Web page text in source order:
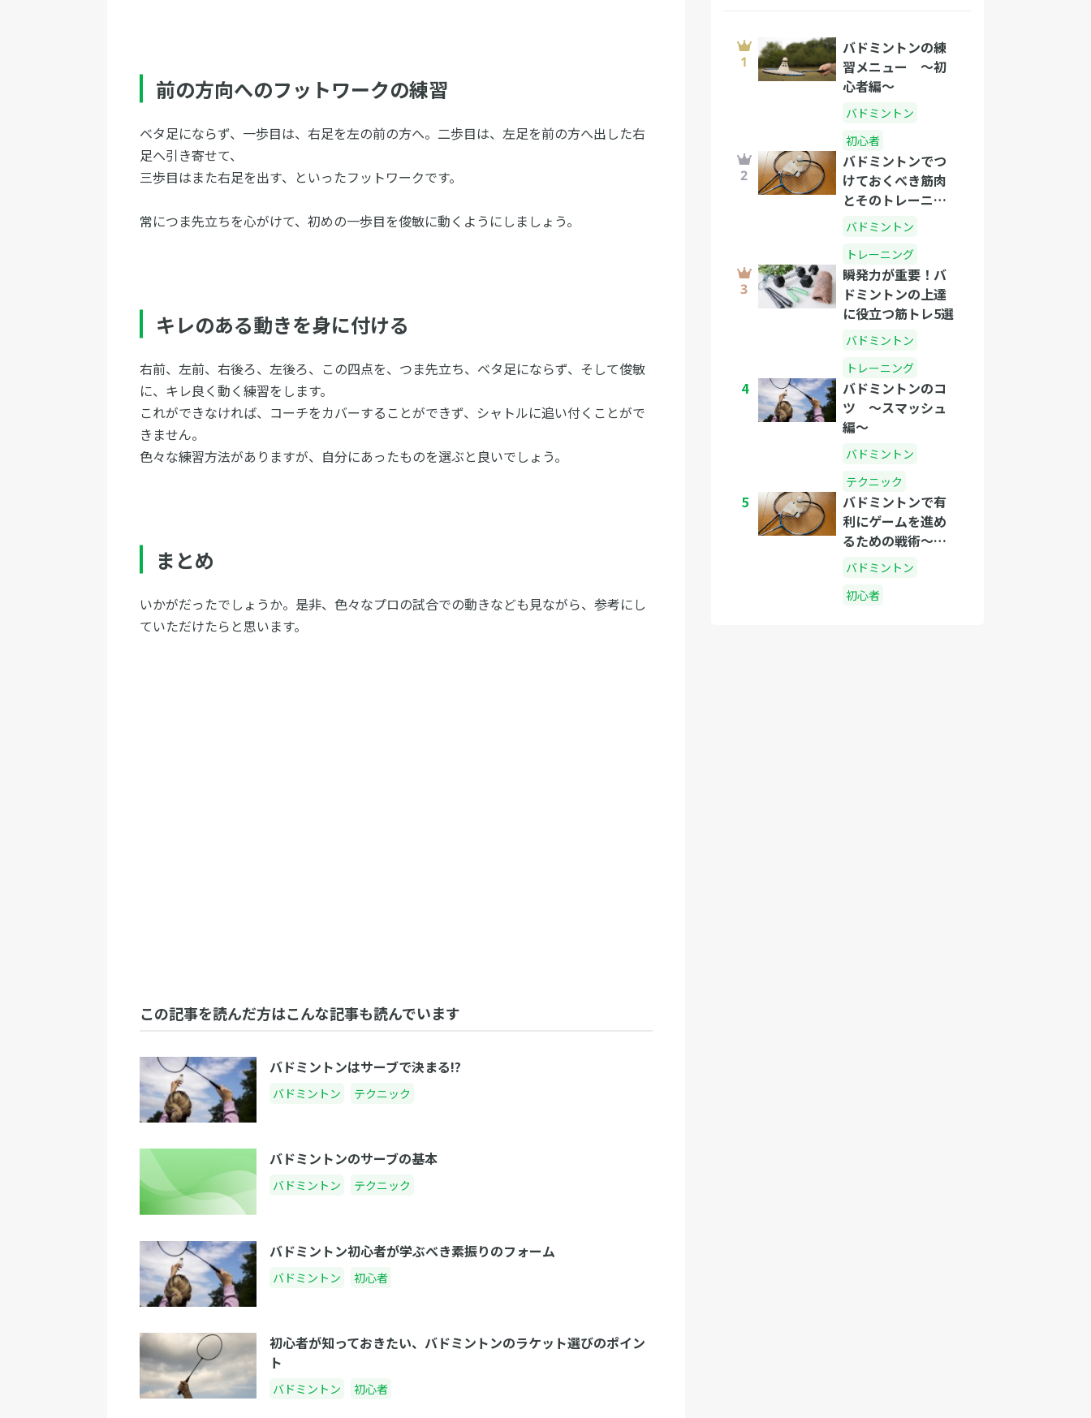
前の方向へのフットワークの練習
ベタ足にならず、一歩目は、右足を左の前の方へ。二歩目は、左足を前の方へ出した右
足へ引き寄せて、
三歩目はまた右足を出す、といったフットワークです。
常につま先立ちを心がけて、初めの一歩目を俊敏に動くようにしましょう。
キレのある動きを身に付ける
右前、左前、右後ろ、左後ろ、この四点を、つま先立ち、ベタ足にならず、そして俊敏
に、キレ良く動く練習をします。
これができなければ、コーチをカバーすることができず、シャトルに追い付くことがで
きません。
色々な練習方法がありますが、自分にあったものを選ぶと良いでしょう。
まとめ
いかがだったでしょうか。是非、色々なプロの試合での動きなども見ながら、参考にし
ていただけたらと思います。
この記事を読んだ方はこんな記事も読んでいます
バドミントンはサーブで決まる!?
バドミントン テクニック
バドミントンのサーブの基本
バドミントン テクニック
バドミントン初心者が学ぶべき素振りのフォーム
バドミントン 初心者
初心者が知っておきたい、バドミントンのラケット選びのポイン
ト
バドミントン 初心者
バドミントンの練
習メニュー 〜初
心者編〜
バドミントン
初心者
バドミントンでつ
けておくべき筋肉
とそのトレーニン
グ方法
バドミントン
トレーニング
瞬発力が重要！バ
ドミントンの上達
に役立つ筋トレ5選
バドミントン
トレーニング
4
バドミントンのコ
ツ 〜スマッシュ
編〜
バドミントン
テクニック
5
バドミントンで有
利にゲームを進め
るための戦術〜シ
ングルス編〜
バドミントン
初心者